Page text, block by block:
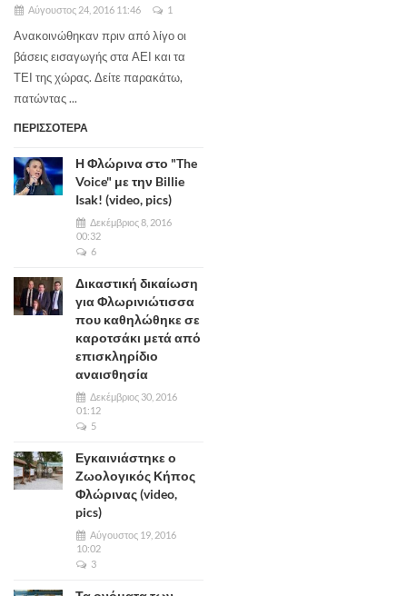
Αύγουστος 24, 2016 11:46 1
Ανακοινώθηκαν πριν από λίγο οι
βάσεις εισαγωγής στα ΑΕΙ και τα
ΤΕΙ της χώρας. Δείτε παρακάτω,
πατώντας ...
ΠΕΡΙΣΣΟΤΕΡΑ
Η Φλώρινα στο "The
Voice" με την Billie
Isak! (video, pics)
Δεκέμβριος 8, 2016
00:32
6
Δικαστική δικαίωση
για Φλωρινιώτισσα
που καθηλώθηκε σε
καροτσάκι μετά από
επισκληρίδιο
αναισθησία
Δεκέμβριος 30, 2016
01:12
5
Εγκαινιάστηκε ο
Ζωολογικός Κήπος
Φλώρινας (video,
pics)
Αύγουστος 19, 2016
10:02
3